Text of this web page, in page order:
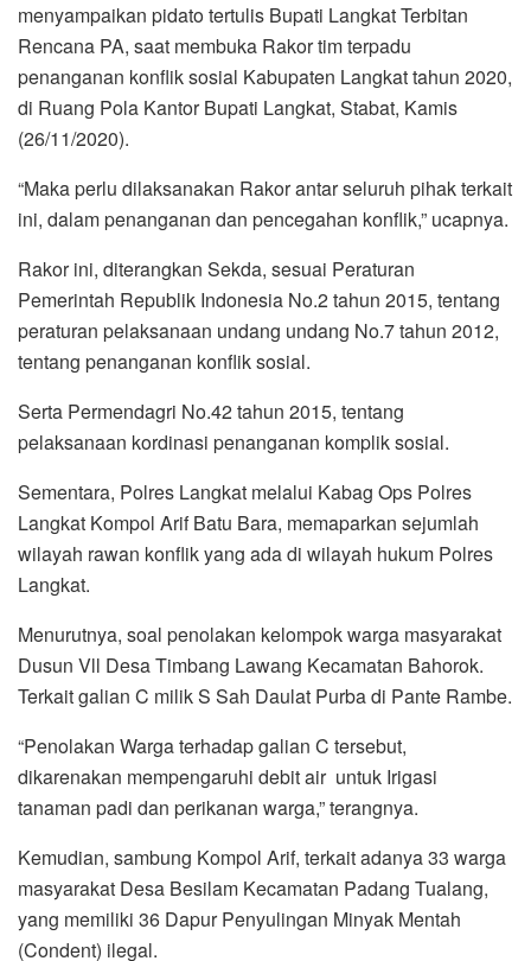
menyampaikan pidato tertulis Bupati Langkat Terbitan
Rencana PA, saat membuka Rakor tim terpadu
penanganan konflik sosial Kabupaten Langkat tahun 2020,
di Ruang Pola Kantor Bupati Langkat, Stabat, Kamis
(26/11/2020).
“Maka perlu dilaksanakan Rakor antar seluruh pihak terkait
ini, dalam penanganan dan pencegahan konflik,” ucapnya.
Rakor ini, diterangkan Sekda, sesuai Peraturan
Pemerintah Republik Indonesia No.2 tahun 2015, tentang
peraturan pelaksanaan undang undang No.7 tahun 2012,
tentang penanganan konflik sosial.
Serta Permendagri No.42 tahun 2015, tentang
pelaksanaan kordinasi penanganan komplik sosial.
Sementara, Polres Langkat melalui Kabag Ops Polres
Langkat Kompol Arif Batu Bara, memaparkan sejumlah
wilayah rawan konflik yang ada di wilayah hukum Polres
Langkat.
Menurutnya, soal penolakan kelompok warga masyarakat
Dusun Vll Desa Timbang Lawang Kecamatan Bahorok.
Terkait galian C milik S Sah Daulat Purba di Pante Rambe.
“Penolakan Warga terhadap galian C tersebut,
dikarenakan mempengaruhi debit air untuk Irigasi
tanaman padi dan perikanan warga,” terangnya.
Kemudian, sambung Kompol Arif, terkait adanya 33 warga
masyarakat Desa Besilam Kecamatan Padang Tualang,
yang memiliki 36 Dapur Penyulingan Minyak Mentah
(Condent) ilegal.